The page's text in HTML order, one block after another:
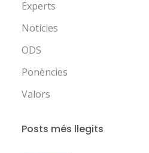
Experts
Notícies
ODS
Ponències
Valors
Posts més llegits